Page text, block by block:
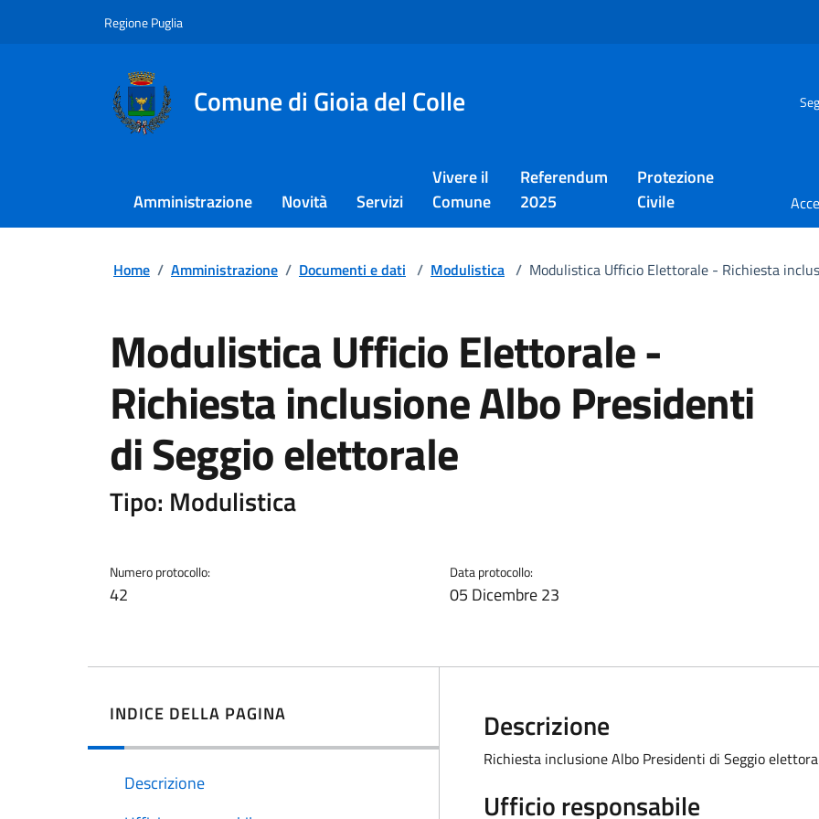
Regione Puglia
Comune di Gioia del Colle
Amministrazione Novità Servizi
Vivere il
Comune
Referendum
2025
Protezione
Civile
Home / Amministrazione / Documenti e dati / Modulistica / Modulistica Ufficio Elettorale - Richiesta
Modulistica Ufficio Elettorale -
Richiesta inclusione Albo Presidenti
di Seggio elettorale
Tipo: Modulistica
Numero protocollo:
42
Data protocollo:
05 Dicembre 23
INDICE DELLA PAGINA
Descrizione
Descrizione
Richiesta inclusione Albo Presidenti di Seggio
Ufficio responsabile